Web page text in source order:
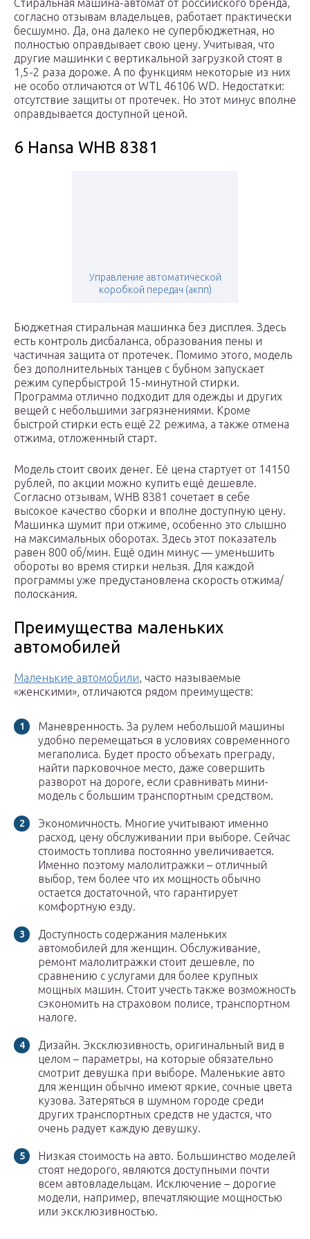
Стиральная машина-автомат от российского бренда,
согласно отзывам владельцев, работает практически
бесшумно. Да, она далеко не супербюджетная, но
полностью оправдывает свою цену. Учитывая, что
другие машинки с вертикальной загрузкой стоят в
1,5-2 раза дороже. А по функциям некоторые из них
не особо отличаются от WTL 46106 WD. Недостатки:
отсутствие защиты от протечек. Но этот минус вполне
оправдывается доступной ценой.
6 Hansa WHB 8381
Управление автоматической
коробкой передач (акпп)
Бюджетная стиральная машинка без дисплея. Здесь
есть контроль дисбаланса, образования пены и
частичная защита от протечек. Помимо этого, модель
без дополнительных танцев с бубном запускает
режим супербыстрой 15-минутной стирки.
Программа отлично подходит для одежды и других
вещей с небольшими загрязнениями. Кроме
быстрой стирки есть ещё 22 режима, а также отмена
отжима, отложенный старт.
Модель стоит своих денег. Её цена стартует от 14150
рублей, по акции можно купить ещё дешевле.
Согласно отзывам, WHB 8381 сочетает в себе
высокое качество сборки и вполне доступную цену.
Машинка шумит при отжиме, особенно это слышно
на максимальных оборотах. Здесь этот показатель
равен 800 об/мин. Ещё один минус — уменьшить
обороты во время стирки нельзя. Для каждой
программы уже предустановлена скорость отжима/
полоскания.
Преимущества маленьких
автомобилей
Маленькие автомобили, часто называемые
«женскими», отличаются рядом преимуществ:
Маневренность. За рулем небольшой машины
удобно перемещаться в условиях современного
мегаполиса. Будет просто объехать преграду,
найти парковочное место, даже совершить
разворот на дороге, если сравнивать мини-
модель с большим транспортным средством.
Экономичность. Многие учитывают именно
расход, цену обслуживании при выборе. Сейчас
стоимость топлива постоянно увеличивается.
Именно поэтому малолитражки – отличный
выбор, тем более что их мощность обычно
остается достаточной, что гарантирует
комфортную езду.
Доступность содержания маленьких
автомобилей для женщин. Обслуживание,
ремонт малолитражки стоит дешевле, по
сравнению с услугами для более крупных
мощных машин. Стоит учесть также возможность
сэкономить на страховом полисе, транспортном
налоге.
Дизайн. Эксклюзивность, оригинальный вид в
целом – параметры, на которые обязательно
смотрит девушка при выборе. Маленькие авто
для женщин обычно имеют яркие, сочные цвета
кузова. Затеряться в шумном городе среди
других транспортных средств не удастся, что
очень радует каждую девушку.
Низкая стоимость на авто. Большинство моделей
стоят недорого, являются доступными почти
всем автовладельцам. Исключение – дорогие
модели, например, впечатляющие мощностью
или эксклюзивностью.